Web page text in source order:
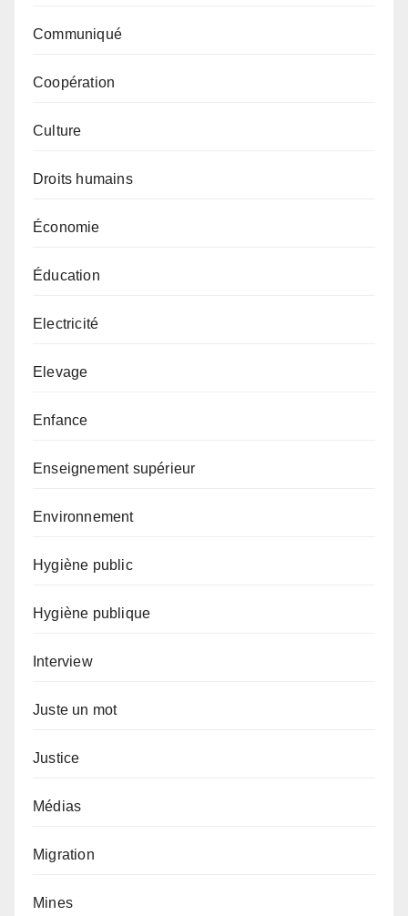
Communiqué
Coopération
Culture
Droits humains
Économie
Éducation
Electricité
Elevage
Enfance
Enseignement supérieur
Environnement
Hygiène public
Hygiène publique
Interview
Juste un mot
Justice
Médias
Migration
Mines